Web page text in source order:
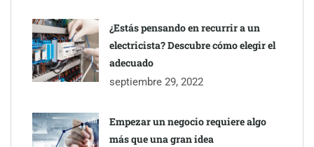
¿Estás pensando en recurrir a un
electricista? Descubre cómo elegir el
adecuado
septiembre 29, 2022
Empezar un negocio requiere algo
más que una gran idea